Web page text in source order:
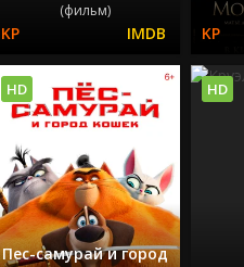
(фильм)
Пес-самурай и город
HD HD